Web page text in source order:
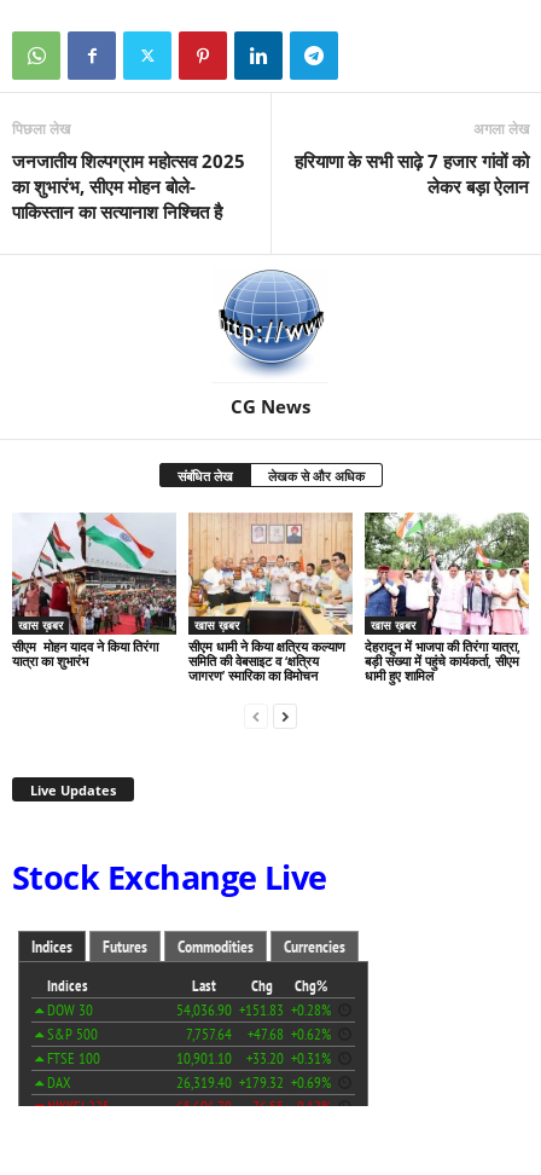
पिछला लेख
जनजातीय शिल्पग्राम महोत्सव 2025
का शुभारंभ, सीएम मोहन बोले-
पाकिस्तान का सत्यानाश निश्चित है
अगला लेख
हरियाणा के सभी साढ़े 7 हजार गांवों को
लेकर बड़ा ऐलान
CG News
संबंधित लेख लेखक से और अधिक
खास ख़बर
सीएम मोहन यादव ने किया तिरंगा
यात्रा का शुभारंभ
खास ख़बर
सीएम धामी ने किया क्षत्रिय कल्याण
समिति की वेबसाइट व ‘क्षत्रिय
जागरण’ स्मारिका का विमोचन
खास ख़बर
देहरादून में भाजपा की तिरंगा यात्रा,
बड़ी संख्या में पहुंचे कार्यकर्ता, सीएम
धामी हुए शामिल
Live Updates
Stock Exchange Live